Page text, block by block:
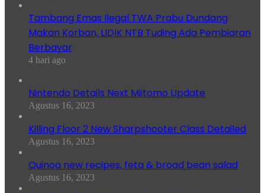
Tambang Emas Ilegal TWA Prabu Dundang
Makan Korban, LIDIK NTB Tuding Ada Pembiaran
Berbayar
4 hari ago
Nintendo Details Next Miitomo Update
Agustus 16, 2023
Killing Floor 2 New Sharpshooter Class Detailed
Agustus 16, 2023
Quinoa new recipes, feta & broad bean salad
Agustus 16, 2023